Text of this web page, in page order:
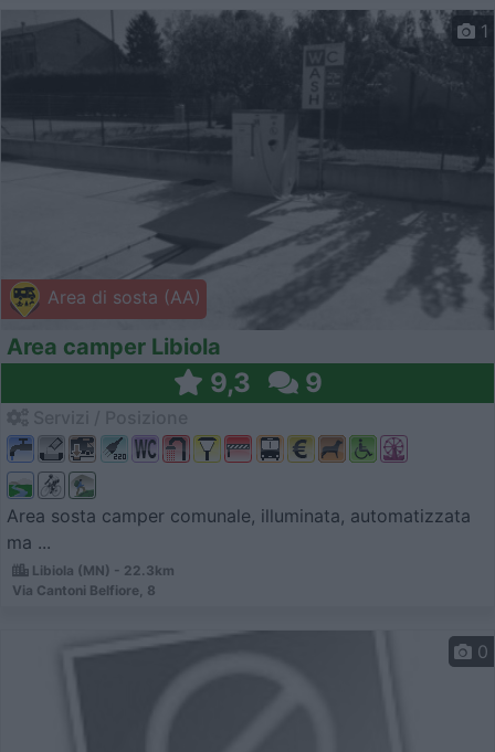
Area di sosta (AA)
1
Area camper Libiola
9,3 9
Area sosta camper comunale, illuminata, automatizzata
ma ...
Libiola (MN) - 22.3km
Via Cantoni Belfiore, 8
0